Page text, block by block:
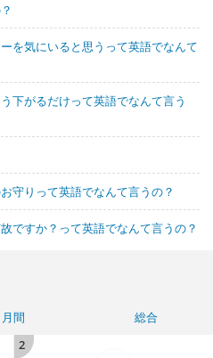
を気にいると思うって英語でなんて
下がるだけって英語でなんて言う
守りって英語でなんて言うの？
ですか？って英語でなんて言うの？
月間
総合
2